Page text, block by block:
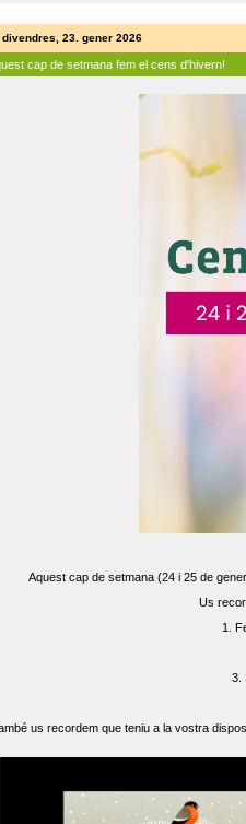
divendres, 23. gener 2026
cap de setmana fem el cens d'hivern!
Aquest cap de setmana (24 i 25 de
Us
1.
3.
us recordem que teniu a la vostra